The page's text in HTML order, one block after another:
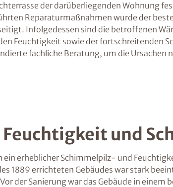
der darüberliegenden Wohnung
Reparaturmaßnahmen wurde der
Infolgedessen sind die betroffenen
Feuchtigkeit sowie der fortschreitenden
fachliche Beratung, um die
und
erheblicher Schimmelpilz- und
1889 errichteten Gebäudes war stark
der Sanierung war das Gebäude in